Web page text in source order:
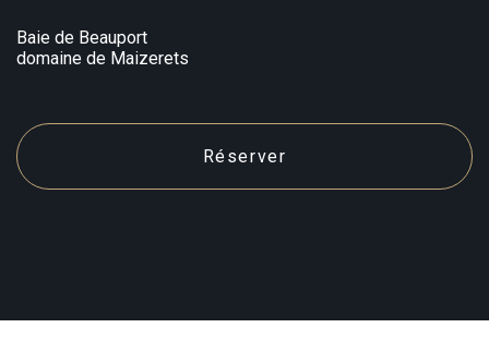
Baie de Beauport
domaine de Maizerets
Réserver